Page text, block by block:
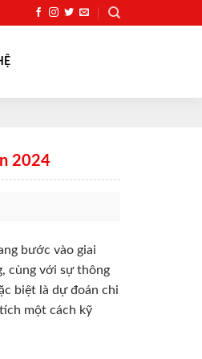
2024
bước vào giai
cùng với sự thông
biệt là dự đoán chi
một cách kỹ